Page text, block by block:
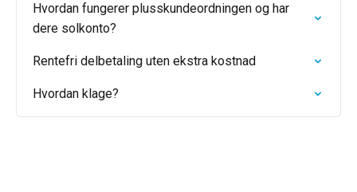
Hvordan fungerer plusskundeordningen og har
dere solkonto?
Rentefri delbetaling uten ekstra kostnad
Hvordan klage?